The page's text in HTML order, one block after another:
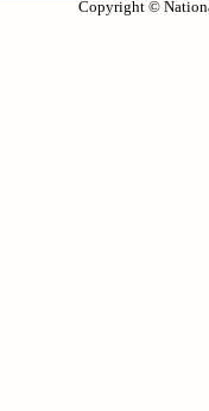
Copyright ©